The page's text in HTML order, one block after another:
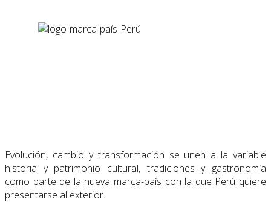
Evolución, cambio y transformación se unen a la variable
historia y patrimonio cultural, tradiciones y gastronomía
como parte de la nueva marca-país con la que Perú quiere
presentarse al exterior.